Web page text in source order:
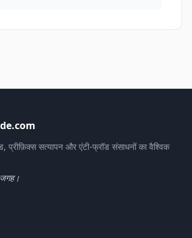
प्रीफ़िक्स सत्यापन और एंटी-फ्रॉड संसाधनों का वैश्विक